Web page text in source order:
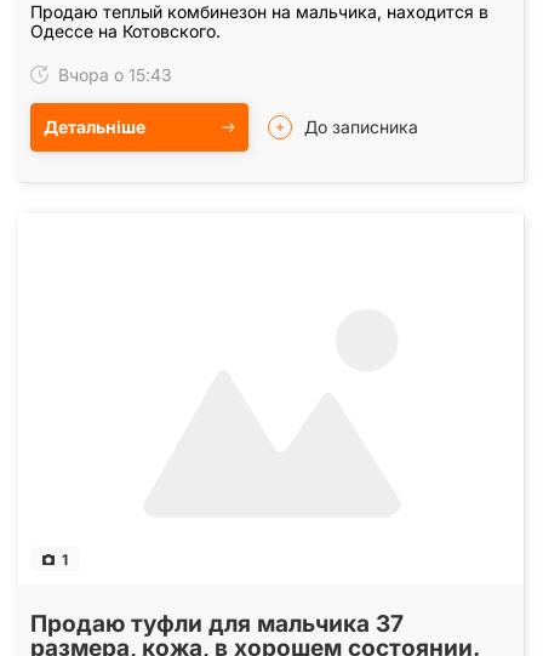
Продаю теплый комбинезон на мальчика, находится в
Одессе на Котовского.
Вчора о 15:43
Детальніше До записника
1
Продаю туфли для мальчика 37
размера, кожа, в хорошем состоянии.